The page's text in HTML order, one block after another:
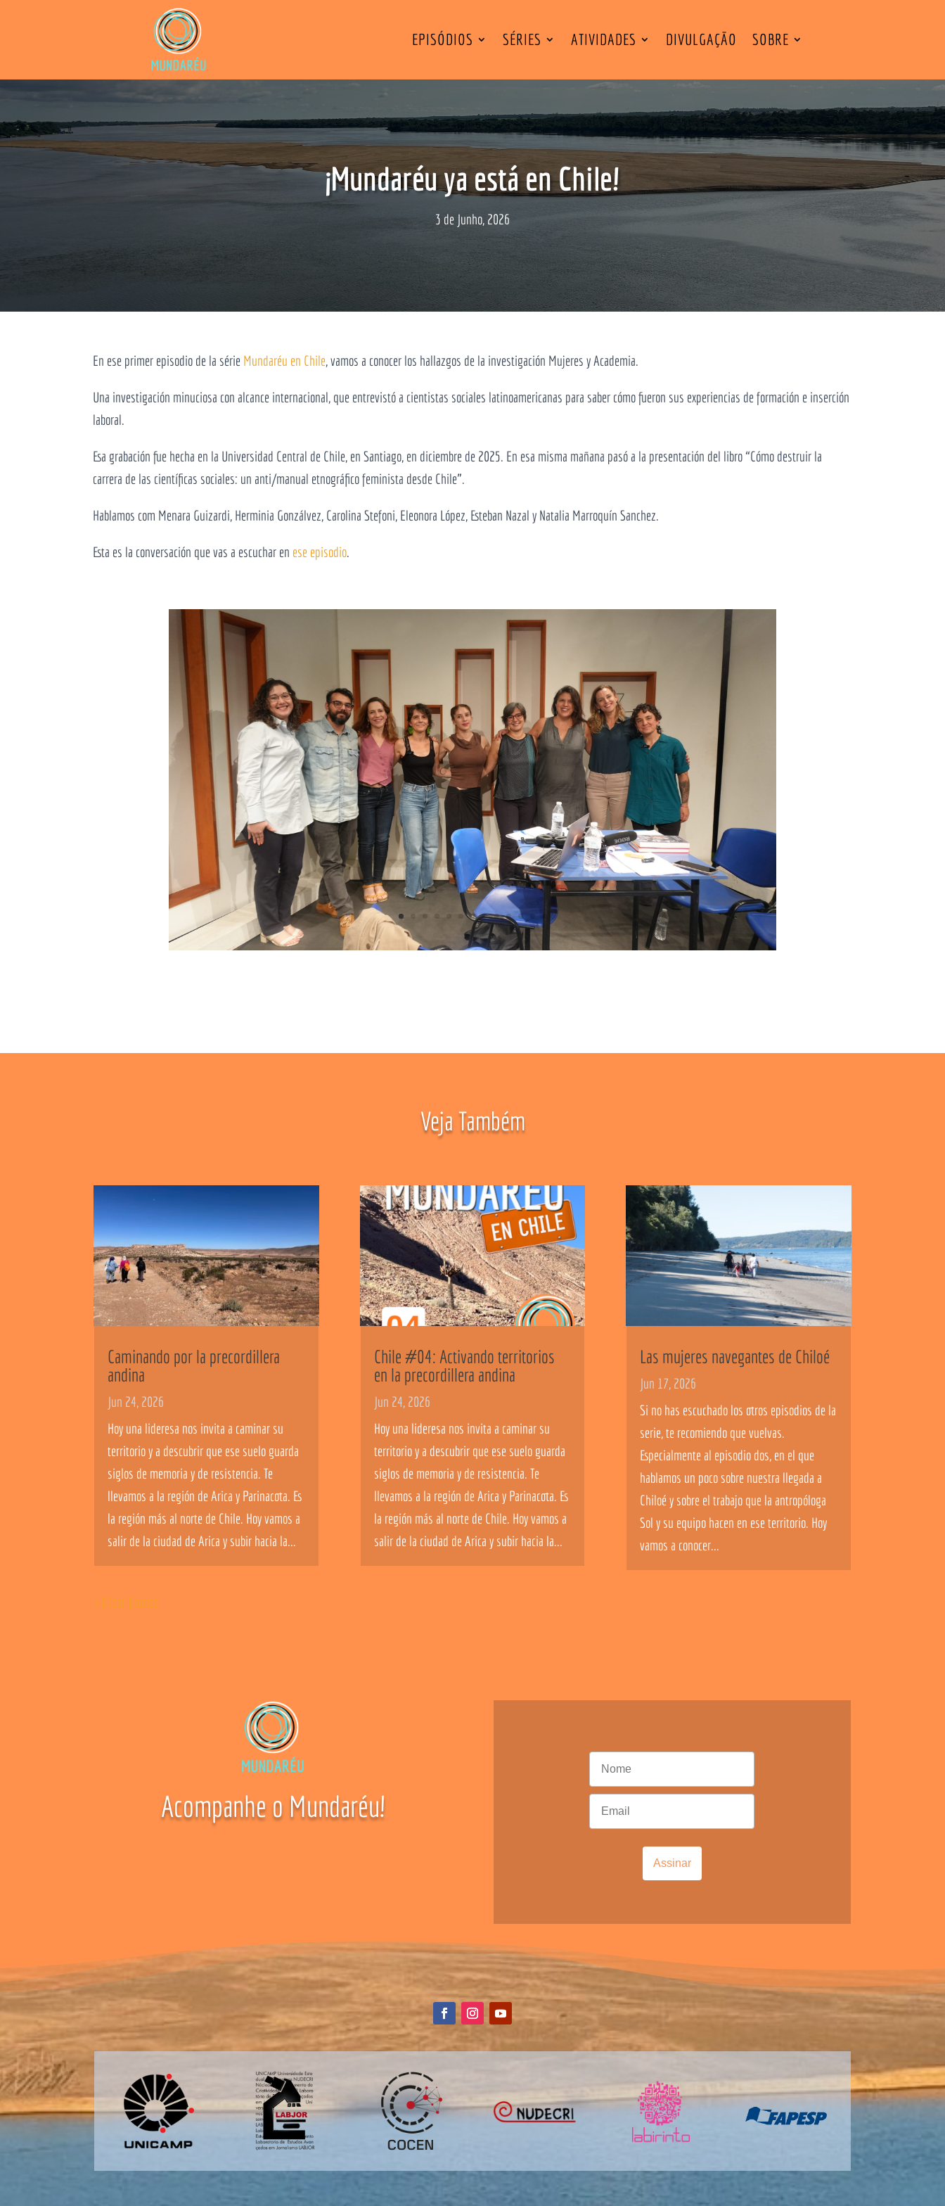
EPISÓDIOS SÉRIES ATIVIDADES DIVULGAÇÃO SOBRE
¡Mundaréu ya está en Chile!
3 de Junho, 2026
En ese primer episodio de la série Mundaréu en Chile, vamos a conocer los hallazgos de la investigación Mujeres y Academia.
Una investigación minuciosa con alcance internacional, que entrevistó a cientistas sociales latinoamericanas para saber cómo fueron sus experiencias de formación e inserción
laboral.
Esa grabación fue hecha en la Universidad Central de Chile, en Santiago, en diciembre de 2025. En esa misma mañana pasó a la presentación del libro “Cómo destruir la
carrera de las científicas sociales: un anti/manual etnográfico feminista desde Chile”.
Hablamos com Menara Guizardi, Herminia Gonzálvez, Carolina Stefoni, Eleonora López, Esteban Nazal y Natalia Marroquín Sanchez.
Esta es la conversación que vas a escuchar en ese episodio.
Veja Também
Caminando por la precordillera
andina
Jun 24, 2026
Hoy una lideresa nos invita a caminar su
territorio y a descubrir que ese suelo guarda
siglos de memoria y de resistencia. Te
llevamos a la región de Arica y Parinacota. Es
la región más al norte de Chile. Hoy vamos a
salir de la ciudad de Arica y subir hacia la...
Chile #04: Activando territorios
en la precordillera andina
Jun 24, 2026
Hoy una lideresa nos invita a caminar su
territorio y a descubrir que ese suelo guarda
siglos de memoria y de resistencia. Te
llevamos a la región de Arica y Parinacota. Es
la región más al norte de Chile. Hoy vamos a
salir de la ciudad de Arica y subir hacia la...
Las mujeres navegantes de Chiloé
Jun 17, 2026
Si no has escuchado los otros episodios de la
serie, te recomiendo que vuelvas.
Especialmente al episodio dos, en el que
hablamos un poco sobre nuestra llegada a
Chiloé y sobre el trabajo que la antropóloga
Sol y su equipo hacen en ese territorio. Hoy
vamos a conocer...
« Older Entries
Acompanhe o Mundaréu!